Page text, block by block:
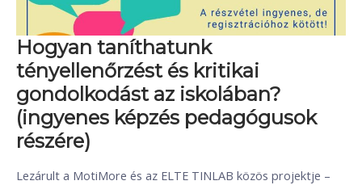
Hogyan taníthatunk
tényellenőrzést és kritikai
gondolkodást az iskolában?
(ingyenes képzés pedagógusok
részére)
Lezárult a MotiMore és az ELTE TINLAB közös projektje –